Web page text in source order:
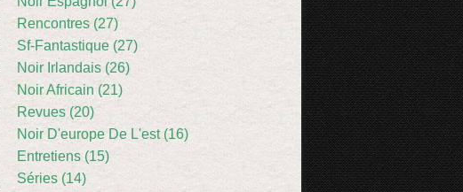
Rencontres (27)
Sf-Fantastique (27)
Noir Irlandais (26)
Noir Africain (21)
Revues (20)
Noir D'europe De L'est (16)
Entretiens (15)
Séries (14)